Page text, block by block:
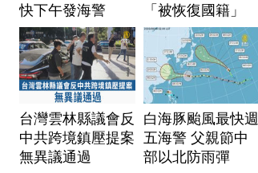
快下午發海警
「被恢復國籍」
台灣雲林縣議會反
中共跨境鎮壓提案
無異議通過
白海豚颱風最快週
五海警 父親節中
部以北防雨彈